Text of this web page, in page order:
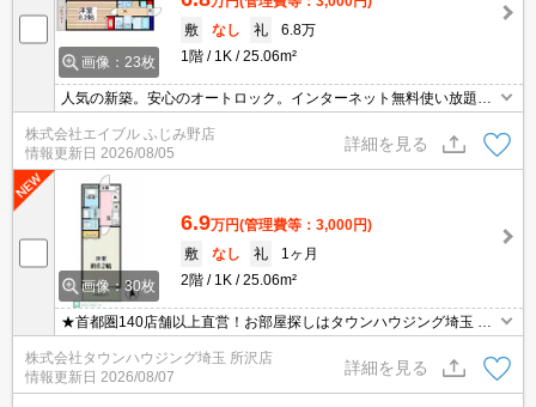
画像：23枚
敷
なし 礼
6.8万
1階
1K 25.06m²
人気の新築。安心のオートロック。インターネット無料使い放題。
シャワー付独立洗面台。温水洗浄便座付き。浴室乾燥機付。TVイン
ターホン付き。便利な宅配BOX。仲介手数料家賃の55%。
株式会社エイブル ふじみ野店
情報更新日 2026/08/05
詳細を見る
画像：30枚
6.9万円(管理費等：3,000円)
敷
なし 礼
1ヶ月
2階
1K 25.06m²
★首都圏140店舗以上直営！お部屋探しはタウンハウジング埼玉 所
沢店へ★
株式会社タウンハウジング埼玉 所沢店
情報更新日 2026/08/07
詳細を見る